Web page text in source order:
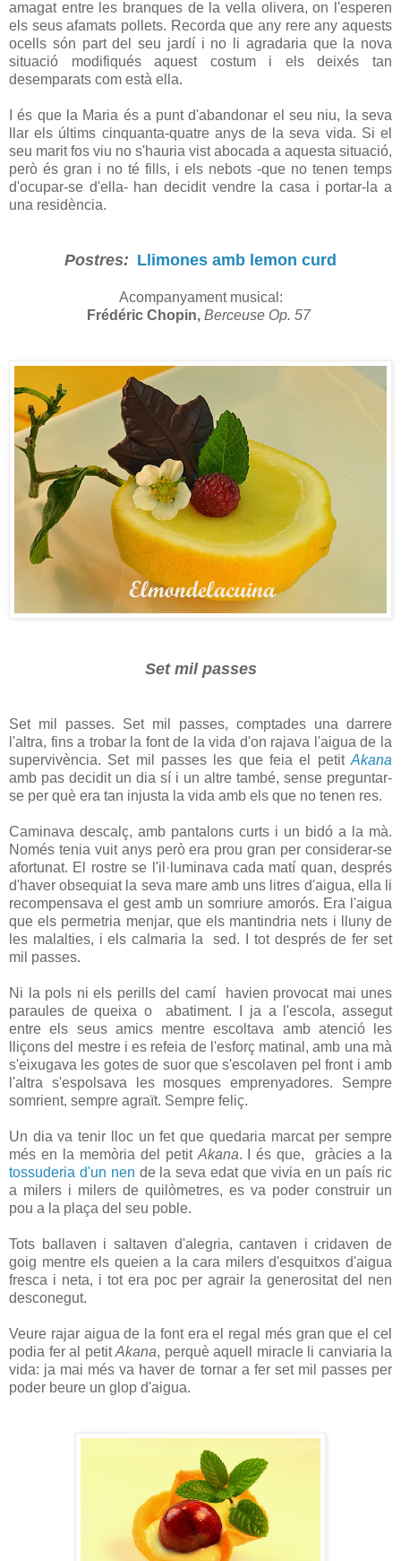
amagat entre les branques de la vella olivera, on l'esperen
els seus afamats pollets. Recorda que any rere any aquests
ocells són part del seu jardí i no li agradaria que la nova
situació modifiqués aquest costum i els deixés tan
desemparats com està ella.
I és que la Maria és a punt d'abandonar el seu niu, la seva
llar els últims cinquanta-quatre anys de la seva vida. Si el
seu marit fos viu no s'hauria vist abocada a aquesta situació,
però és gran i no té fills, i els nebots -que no tenen temps
d'ocupar-se d'ella- han decidit vendre la casa i portar-la a
una residència.
Postres: Llimones amb lemon curd
Acompanyament musical:
Frédéric Chopin, Berceuse Op. 57
Set mil passes
Set mil passes. Set mil passes, comptades una darrere
l'altra, fins a trobar la font de la vida d'on rajava l'aigua de la
supervivència. Set mil passes les que feia el petit Akana
amb pas decidit un dia sí i un altre també, sense preguntar-
se per què era tan injusta la vida amb els que no tenen res.
Caminava descalç, amb pantalons curts i un bidó a la mà.
Només tenia vuit anys però era prou gran per considerar-se
afortunat. El rostre se l'il·luminava cada matí quan, després
d'haver obsequiat la seva mare amb uns litres d'aigua, ella li
recompensava el gest amb un somriure amorós. Era l'aigua
que els permetria menjar, que els mantindria nets i lluny de
les malalties, i els calmaria la sed. I tot després de fer set
mil passes.
Ni la pols ni els perills del camí havien provocat mai unes
paraules de queixa o abatiment. I ja a l'escola, assegut
entre els seus amics mentre escoltava amb atenció les
lliçons del mestre i es refeia de l'esforç matinal, amb una mà
s'eixugava les gotes de suor que s'escolaven pel front i amb
l'altra s'espolsava les mosques emprenyadores. Sempre
somrient, sempre agraït. Sempre feliç.
Un dia va tenir lloc un fet que quedaria marcat per sempre
més en la memòria del petit Akana. I és que, gràcies a la
tossuderia d'un nen de la seva edat que vivia en un país ric
a milers i milers de quilòmetres, es va poder construir un
pou a la plaça del seu poble.
Tots ballaven i saltaven d'alegria, cantaven i cridaven de
goig mentre els queien a la cara milers d'esquitxos d'aigua
fresca i neta, i tot era poc per agrair la generositat del nen
desconegut.
Veure rajar aigua de la font era el regal més gran que el cel
podia fer al petitAkana, perquè aquell miracle li canviaria la
vida: ja mai més va haver de tornar a fer set mil passes per
poder beure un glop d'aigua.